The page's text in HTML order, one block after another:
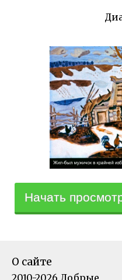
Начать
О сайте
2010-2026 Добрые